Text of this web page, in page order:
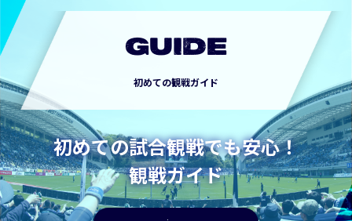
GUIDE
初めての観戦ガイド
初めての試合観戦でも安心！
観戦ガイド